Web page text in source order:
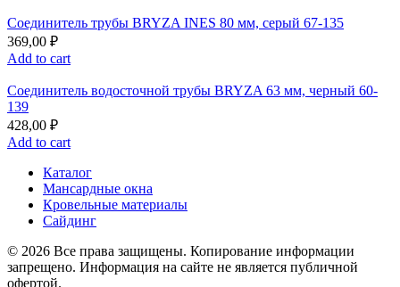
Соединитель трубы BRYZA INES 80 мм, серый 67-135
369,00 ₽
Add to cart
Соединитель водосточной трубы BRYZA 63 мм, черный 60-
139
428,00 ₽
Add to cart
Каталог
Мансардные окна
Кровельные материалы
Сайдинг
© 2026 Все права защищены. Копирование информации
запрещено. Информация на сайте не является публичной
офертой.